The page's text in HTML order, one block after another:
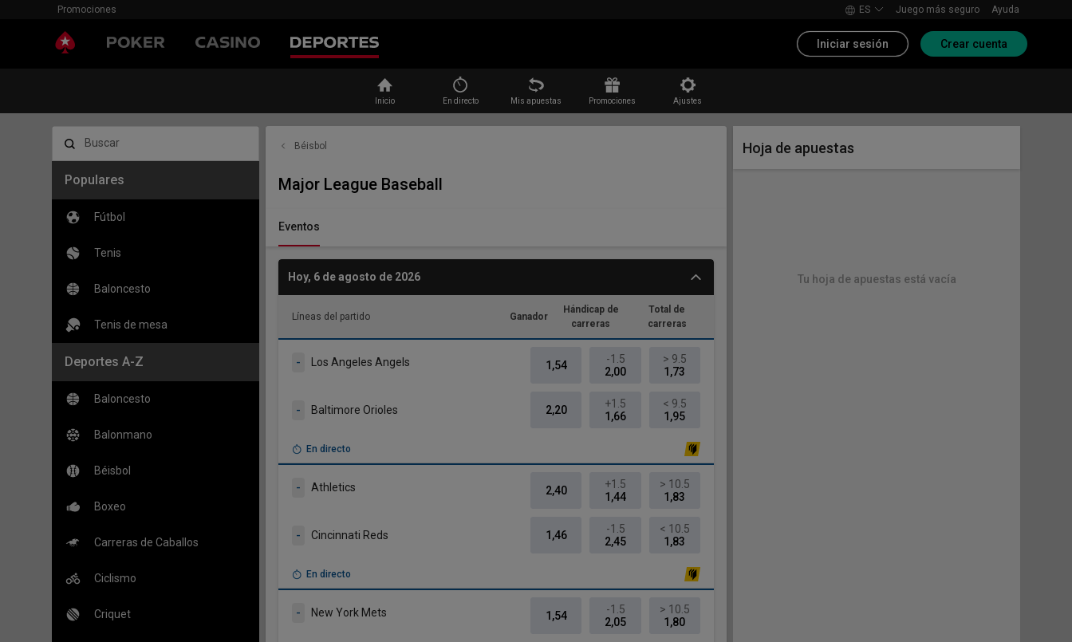
Promociones ES Juego más seguro Ayuda
Iniciar sesión Crear cuenta
Inicio En directo Mis apuestas Promociones Ajustes
Buscar
Populares
Fútbol
Tenis
Baloncesto
Tenis de mesa
Deportes A-Z
Baloncesto
Balonmano
Béisbol
Boxeo
Carreras de Caballos
Ciclismo
Criquet
Béisbol
Major League Baseball
Eventos
Hoy, 6 de agosto de 2026
Líneas del partido Ganador
Hándicap de
carreras
Total de
carreras
Los Angeles Angels
- 1,54
-1.5
2,00
> 9.5
1,73
Baltimore Orioles
- 2,20
+1.5
1,66
< 9.5
1,95
En directo
Athletics
- 2,40
+1.5
1,44
> 10.5
1,83
Cincinnati Reds
- 1,46
-1.5
2,45
< 10.5
1,83
En directo
New York Mets
- 1,54
-1.5
2,05
> 10.5
1,80
Hoja de apuestas
Tu hoja de apuestas está vacía